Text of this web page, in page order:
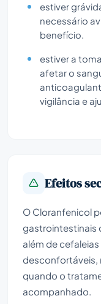
estiver
necessário
benefício.
estiver a
afetar o
vigilância e
Efeitos
O Cloranfenicol
gastrointestinais
além de
desconfortáveis,
quando o
acompanhado.